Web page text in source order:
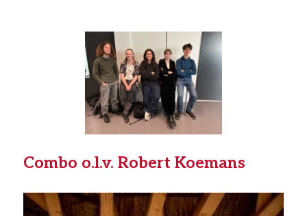
Combo o.l.v. Robert Koemans